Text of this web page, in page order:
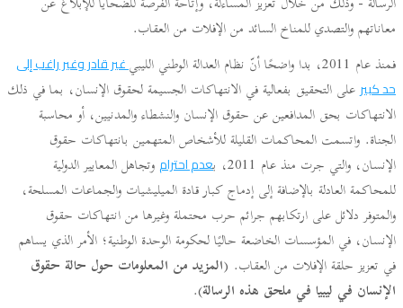
معاناتهم والتصدي للمناخ السائد من الإفلات من العقاب.
فمنذ عام 2011، بدا واضحًا أنّ نظام العدالة الوطني الليبي
غير قادر وغير راغب إلى
حد كبيرعلى التحقيق بفعالية في الانتهاكات الجسيمة لحقوق الإنسان، بما في ذلك
الانتهاكات بحق المدافعين عن حقوق الإنسان والنشطاء والمدنيين، أو محاسبة
الجناة. واتسمت المحاكمات القليلة للأشخاص المتهمين بانتهاكات حقوق
الإنسان، والتي جرت منذ عام 2011، ب
عدم احترام وتجاهل المعايير الدولية
للمحاكمة العادلة بالإضافة إلى إدماج كبار قادة الميليشيات والجماعات المسلحة،
والمتوفر دلائل على ارتكابهم جرائم حرب محتملة وغيرها من انتهاكات حقوق
الإنسان، في المؤسسات الخاضعة حاليًا لحكومة الوحدة الوطنية؛ الأمر الذي يساهم
في تعزيز حلقة الإفلات من العقاب. (المزيد من المعلومات حول حالة حقوق
الإنسان في ليبيا في ملحق هذه الرسالة).